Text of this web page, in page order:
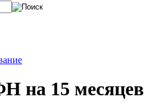
на 15 месяцев